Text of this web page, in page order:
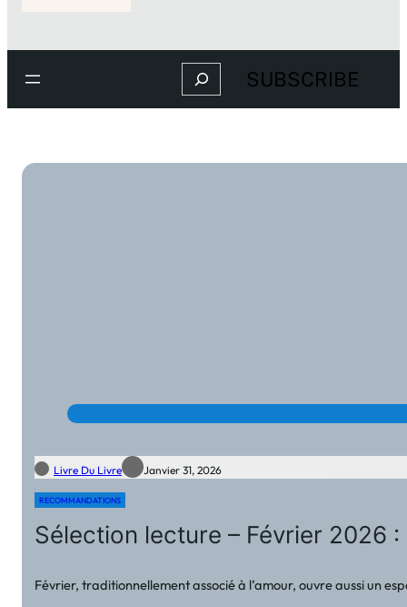
Search SUBSCRIBE
Livre Du Livre Janvier 31, 2026
RECOMMANDATIONS
Sélection lecture – Février 2026
Février, traditionnellement associé à l’amour, ouvre aussi un